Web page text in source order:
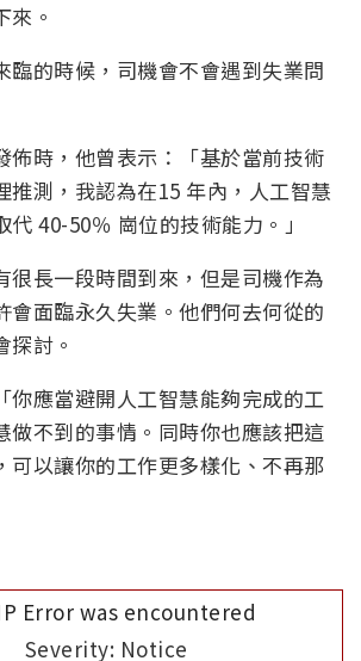
來。
臨的時候，司機會不會遇到失業問
佈時，他曾表示：「基於當前技術
推測，我認為在15 年內，人工智慧
40-50％ 崗位的技術能力。」
很長一段時間到來，但是司機作為
會面臨永久失業。他們何去何從的
探討。
你應當避開人工智慧能夠完成的工
做不到的事情。同時你也應該把這
可以讓你的工作更多樣化、不再那
Error was encountered
Severity: Notice